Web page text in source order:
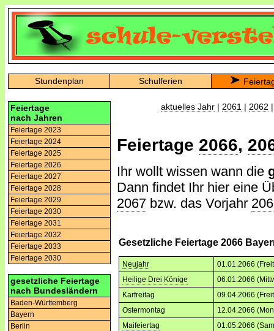
Stundenplan Schulferien
Feiertage
nach Jahren
Feiertage 2023
Feiertage 2024
Feiertage 2025
Feiertage 2026
Feiertage 2027
Feiertage 2028
Feiertage 2029
Feiertage 2030
Feiertage 2031
Feiertage 2032
Feiertage 2033
Feiertage 2030
gesetzliche Feiertage
nach Bundesländern
Baden-Württemberg
Bayern
Berlin
aktuelles Jahr | 2061 | 2062
Feiertage 2066,
Ihr wollt wissen wann die
Dann findet Ihr hier eine
2067 bzw. das Vorjahr
Gesetzliche Feiertage 2066
Neujahr
01.01.2066
Heilige Drei Könige
06.01.2066
Karfreitag
09.04.2066
Ostermontag
12.04.2066
Maifeiertag
01.05.2066